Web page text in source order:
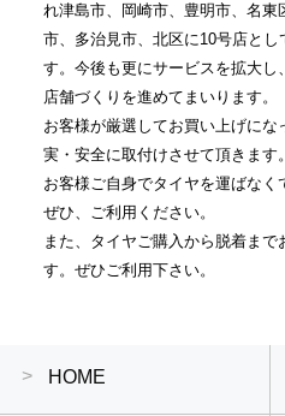
れ津島市、岡崎市、豊明市、名
市、多治見市、北区に10号店とし
す。今後も更にサービスを拡大し
店舗づくりを進めてまいります。
お客様が厳選してお買い上げに
実・安全に取付けさせて頂きます。
お客様ご自身でタイヤを運ばなく
ぜひ、ご利用ください。
また、タイヤご購入から脱着まで
す。ぜひご利用下さい。
HOME